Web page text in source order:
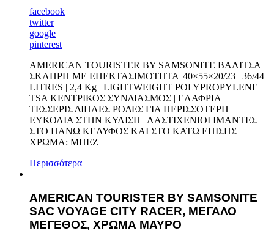
facebook
twitter
google
pinterest
AMERICAN TOURISTER BY SAMSONITE ΒΑΛΙΤΣΑ
ΣΚΛΗΡΗ ΜΕ ΕΠΕΚΤΑΣΙΜΟΤΗΤΑ |40×55×20/23 | 36/44
LITRES | 2,4 Kg | LIGHTWEIGHT POLYPROPYLENE|
TSA ΚΕΝΤΡΙΚΟΣ ΣΥΝΔΙΑΣΜΟΣ | ΕΛΑΦΡΙΑ |
ΤΕΣΣΕΡΙΣ ΔΙΠΛΕΣ ΡΟΔΕΣ ΓΙΑ ΠΕΡΙΣΣΟΤΕΡΗ
ΕΥΚΟΛΙΑ ΣΤΗΝ ΚΥΛΙΣΗ | ΛΑΣΤΙΧΕΝΙΟΙ ΙΜΑΝΤΕΣ
ΣΤΟ ΠΑΝΩ ΚΕΛΥΦΟΣ ΚΑΙ ΣΤΟ ΚΑΤΩ ΕΠΙΣΗΣ |
ΧΡΩΜΑ: ΜΠΕΖ
Περισσότερα
AMERICAN TOURISTER BY SAMSONITE
SAC VOYAGE CITY RACER, ΜΕΓΑΛΟ
ΜΕΓΕΘΟΣ, ΧΡΩΜΑ ΜΑΥΡΟ